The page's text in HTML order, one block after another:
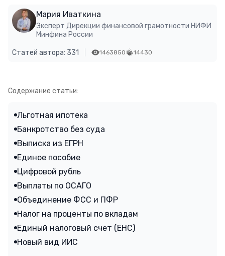
Мария Иваткина
Эксперт Дирекции финансовой грамотности НИФИ
Минфина России
Статей автора: 331 1463850 14430
Содержание статьи:
Льготная ипотека
Банкротство без суда
Выписка из ЕГРН
Единое пособие
Цифровой рубль
Выплаты по ОСАГО
Объединение ФСС и ПФР
Налог на проценты по вкладам
Единый налоговый счет (ЕНС)
Новый вид ИИС